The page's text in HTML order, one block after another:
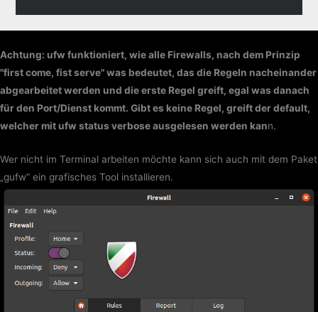
Achtung: ufw funktioniert, wie alle Firewalls, nach dem Prinzip
"first come, fist serve" was bedeutet, das die Regeln nacheinander
abgearbeitet werden und die erste Regel greift, egal was danach
für den Port/Dienst kommt. Gibt es keine Regel, greift der default,
welcher mit ufw status verbose ausgelesen werden kann.
Wer nicht im Terminal arbeiten möchte kann sich auch mit dem Paket
„gufw“ ein grafisches Tool installieren.